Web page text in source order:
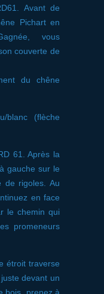
Avant de
Pichart en
vous
couverte de
du chêne
blanc (flèche
61. Après la
gauche sur le
de rigoles. Au
en face
le chemin qui
promeneurs
étroit traverse
devant un